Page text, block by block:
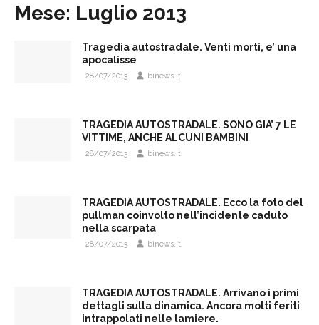
Mese: Luglio 2013
Tragedia autostradale. Venti morti, e’ una
apocalisse
28/07/2013 binews.it
TRAGEDIA AUTOSTRADALE. SONO GIA’ 7 LE
VITTIME, ANCHE ALCUNI BAMBINI
28/07/2013 binews.it
TRAGEDIA AUTOSTRADALE. Ecco la foto del
pullman coinvolto nell’incidente caduto
nella scarpata
28/07/2013 binews.it
TRAGEDIA AUTOSTRADALE. Arrivano i primi
dettagli sulla dinamica. Ancora molti feriti
intrappolati nelle lamiere.